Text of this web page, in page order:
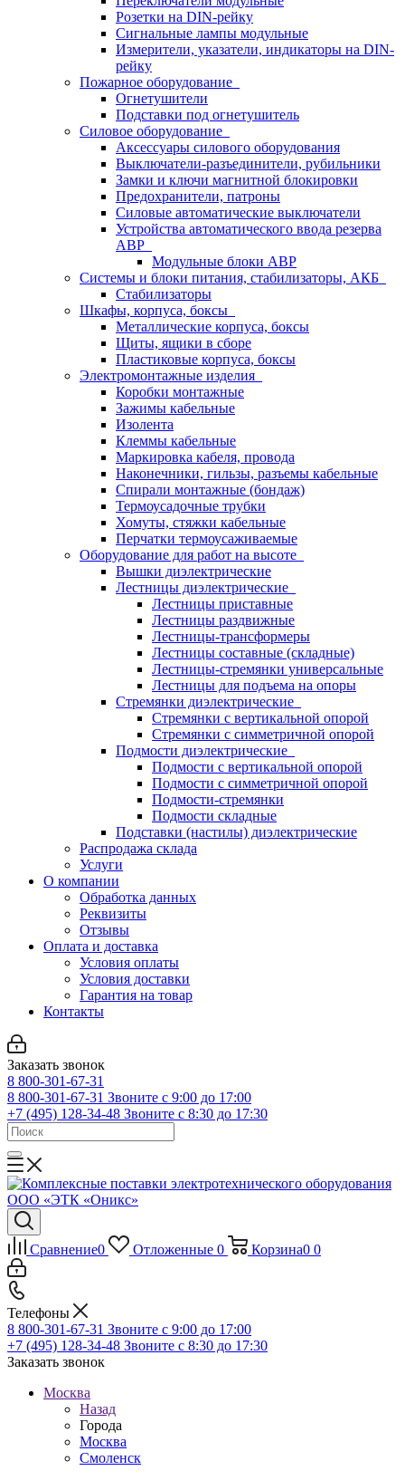
Розетки на DIN-рейку
Сигнальные лампы модульные
Измерители, указатели, индикаторы на DIN-
рейку
Пожарное оборудование
Огнетушители
Подставки под огнетушитель
Силовое оборудование
Аксессуары силового оборудования
Выключатели-разъединители, рубильники
Замки и ключи магнитной блокировки
Предохранители, патроны
Силовые автоматические выключатели
Устройства автоматического ввода резерва
АВР
Модульные блоки АВР
Системы и блоки питания, стабилизаторы, АКБ
Стабилизаторы
Шкафы, корпуса, боксы
Металлические корпуса, боксы
Щиты, ящики в сборе
Пластиковые корпуса, боксы
Электромонтажные изделия
Коробки монтажные
Зажимы кабельные
Изолента
Клеммы кабельные
Маркировка кабеля, провода
Наконечники, гильзы, разъемы кабельные
Спирали монтажные (бондаж)
Термоусадочные трубки
Хомуты, стяжки кабельные
Перчатки термоусаживаемые
Оборудование для работ на высоте
Вышки диэлектрические
Лестницы диэлектрические
Лестницы приставные
Лестницы раздвижные
Лестницы-трансформеры
Лестницы составные (складные)
Лестницы-стремянки универсальные
Лестницы для подъема на опоры
Стремянки диэлектрические
Стремянки с вертикальной опорой
Стремянки с симметричной опорой
Подмости диэлектрические
Подмости с вертикальной опорой
Подмости с симметричной опорой
Подмости-стремянки
Подмости складные
Подставки (настилы) диэлектрические
Распродажа склада
Услуги
О компании
Обработка данных
Реквизиты
Отзывы
Оплата и доставка
Условия оплаты
Условия доставки
Гарантия на товар
Контакты
Заказать звонок
8 800-301-67-31
8 800-301-67-31 Звоните с 9:00 до 17:00
+7 (495) 128-34-48 Звоните с 8:30 до 17:30
Сравнение0 Отложенные 0 Корзина0 0
Телефоны
8 800-301-67-31 Звоните с 9:00 до 17:00
+7 (495) 128-34-48 Звоните с 8:30 до 17:30
Заказать звонок
Москва
Назад
Города
Москва
Смоленск